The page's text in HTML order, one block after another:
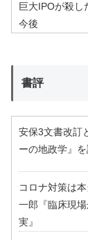
巨大IPOが殺し
今後
書評
安保3文書改訂
ーの地政学』
コロナ対策は
一郎『臨床現
実』